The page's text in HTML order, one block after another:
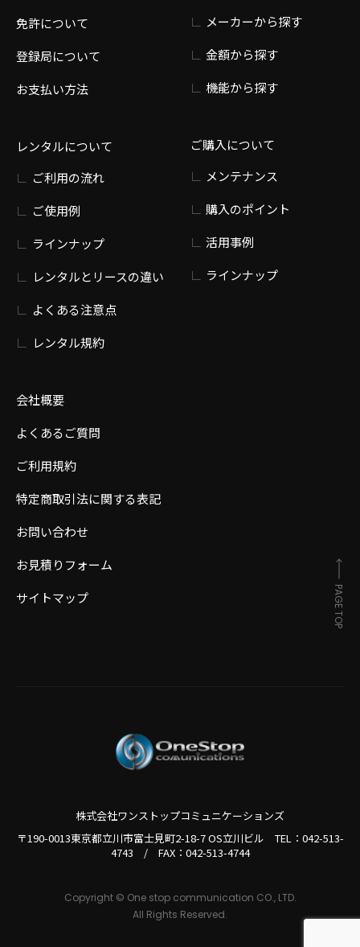
免許について
登録局について
お支払い方法
レンタルについて
ご利用の流れ
ご使用例
ラインナップ
レンタルとリースの違い
よくある注意点
レンタル規約
会社概要
よくあるご質問
ご利用規約
特定商取引法に関する表記
お問い合わせ
お見積りフォーム
サイトマップ
メーカーから探す
金額から探す
機能から探す
ご購入について
メンテナンス
購入のポイント
活用事例
ラインナップ
株式会社ワンストップコミュニケーションズ
〒190-0013東京都立川市富士見町2-18-7 OS立川ビル TEL： 042-513-
4743 / FAX：042-513-4744
Copyright © One stop communication CO., LTD.
All Rights Reserved.
PAGE TOP